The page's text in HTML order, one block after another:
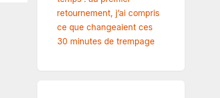
retournement, j’ai compris
ce que changeaient ces
30 minutes de trempage